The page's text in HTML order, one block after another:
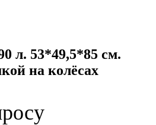
л. 53*49,5*85 см.
на колёсах